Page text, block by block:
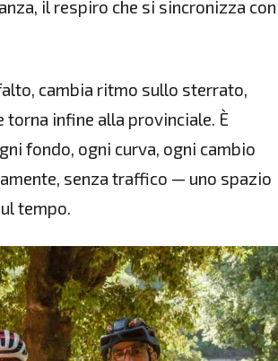
il respiro che si sincronizza con
cambia ritmo sullo sterrato,
infine alla provinciale. È
fondo, ogni curva, ogni cambio
senza traffico — uno spazio
tempo.